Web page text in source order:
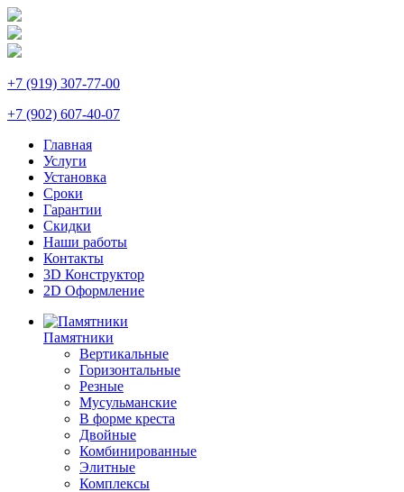
+7 (919) 307-77-00
+7 (902) 607-40-07
Главная
Услуги
Установка
Сроки
Гарантии
Скидки
Наши работы
Контакты
3D Конструктор
2D Оформление
Памятники
Вертикальные
Горизонтальные
Резные
Мусульманские
В форме креста
Двойные
Комбинированные
Элитные
Комплексы